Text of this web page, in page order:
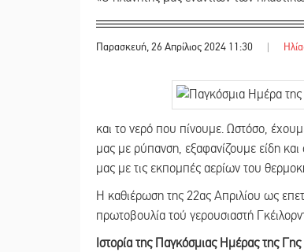
Παρασκευή, 26 Απρίλιος 2024 11:30 |
και το νερό που πίνουμε. Ωστόσο,
μας με ρύπανση, εξαφανίζουμε είδη
μας με τις εκπομπές αερίων του
Η καθιέρωση της 22ας Απριλίου ως
πρωτοβουλία τού γερουσιαστή
Ιστορία της Παγκόσμιας Ημέρας της Γης